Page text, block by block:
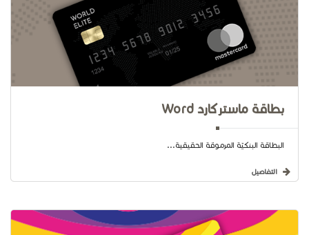
بطاقة ماستركارد Word
البطاقة البنكيّة المرموقة الحقيقية...
التفاصيل